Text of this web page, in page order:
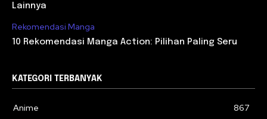
Lainnya
Rekomendasi Manga
10 Rekomendasi Manga Action: Pilihan Paling Seru
KATEGORI TERBANYAK
Anime
867